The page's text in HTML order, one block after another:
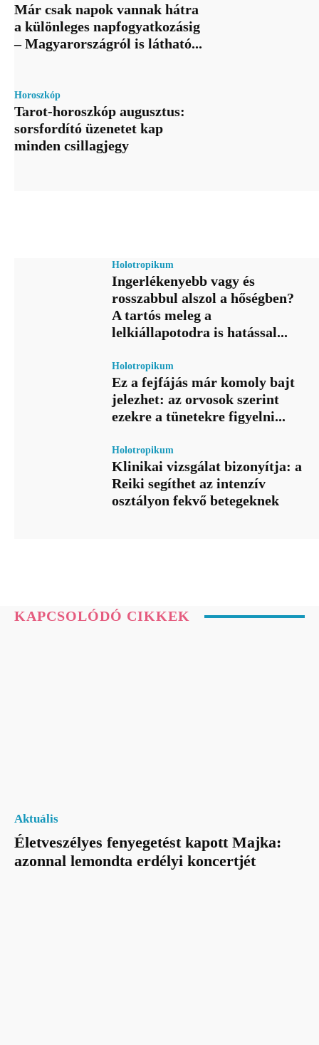
Már csak napok vannak hátra
a különleges napfogyatkozásig
– Magyarországról is látható...
Horoszkóp
Tarot-horoszkóp augusztus:
sorsfordító üzenetet kap
minden csillagjegy
Holotropikum
Ingerlékenyebb vagy és
rosszabbul alszol a hőségben?
A tartós meleg a
lelkiállapotodra is hatással...
Holotropikum
Ez a fejfájás már komoly bajt
jelezhet: az orvosok szerint
ezekre a tünetekre figyelni...
Holotropikum
Klinikai vizsgálat bizonyítja: a
Reiki segíthet az intenzív
osztályon fekvő betegeknek
KAPCSOLÓDÓ CIKKEK
Aktuális
Életveszélyes fenyegetést kapott Majka:
azonnal lemondta erdélyi koncertjét